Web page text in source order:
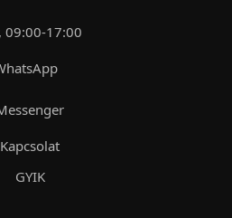
09:00-17:00
Kapcsolat
GYIK